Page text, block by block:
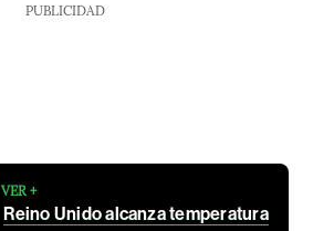
PUBLICIDAD
VER +
Reino Unido alcanza temperatura